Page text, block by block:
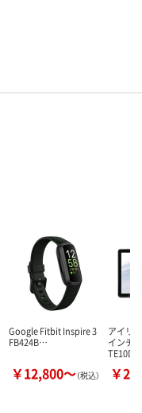
Google Fitbit Inspire 3
FB424B…
￥12,800～（税込）
アイリ
インチ
￥